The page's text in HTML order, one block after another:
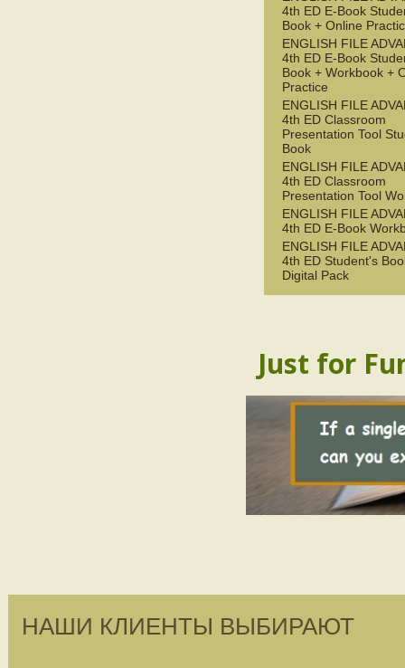
4th ED E-Book
Book + Online
ENGLISH FILE
4th ED E-Book
Book + Workbook +
Practice
ENGLISH FILE
4th ED Classroom
Presentation Tool
Book
ENGLISH FILE
4th ED Classroom
Presentation Tool
ENGLISH FILE
4th ED E-Book
ENGLISH FILE
4th ED Student's
Digital Pack
Just for
НАШИ КЛИЕНТЫ ВЫБИРАЮТ